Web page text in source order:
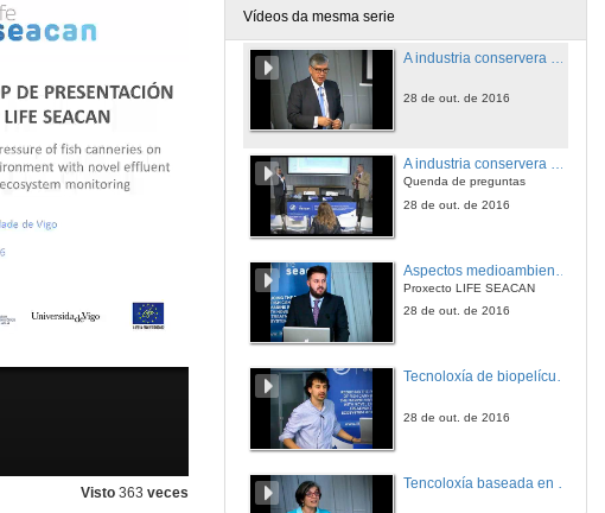
Visto 363 veces
Vídeos da mesma serie
28 de out. de 2016
A industria conservera de peixes e mariscos: cllaves para liderar desde Galicia o complexo mar industria a nivel mundial
Quenda de preguntas
28 de out. de 2016
Proxecto LIFE SEACAN
28 de out. de 2016
Tecnoloxía de biopelícula MBBR
28 de out. de 2016